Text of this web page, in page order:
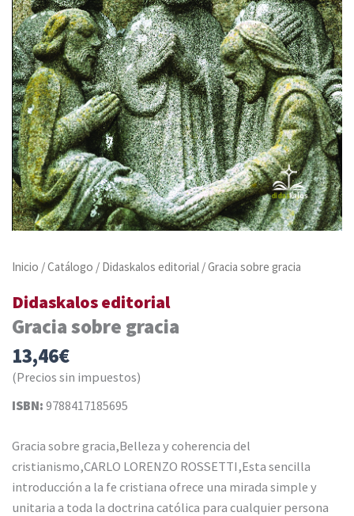
Inicio /Catálogo / Didaskalos editorial / Gracia sobre gracia
Didaskalos editorial
Gracia sobre gracia
13,46€
(Precios sin impuestos)
ISBN: 9788417185695
Gracia sobre gracia,Belleza y coherencia del
cristianismo,CARLO LORENZO ROSSETTI,Esta sencilla
introducción a la fe cristiana ofrece una mirada simple y
unitaria a toda la doctrina católica para cualquier persona